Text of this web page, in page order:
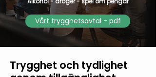
Vårt trygghetsavtal - pdf
Trygghet och tydlighet